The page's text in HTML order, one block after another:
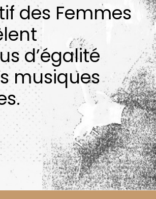
des Femmes
d’égalité
musiques